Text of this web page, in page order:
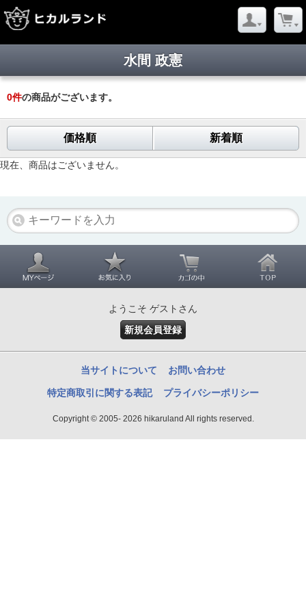
水間 政憲
0件の商品がございます。
価格順 新着順
現在、商品はございません。
ようこそ ゲストさん
新規会員登録
当サイトについて お問い合わせ
特定商取引に関する表記 プライバシーポリシー
Copyright © 2005- 2026 hikaruland All rights reserved.